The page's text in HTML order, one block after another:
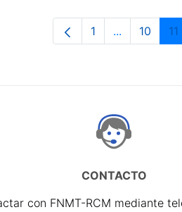
Página
1 ...PáginasPágina
10 11
CONTACTO
con FNMT-RCM mediante